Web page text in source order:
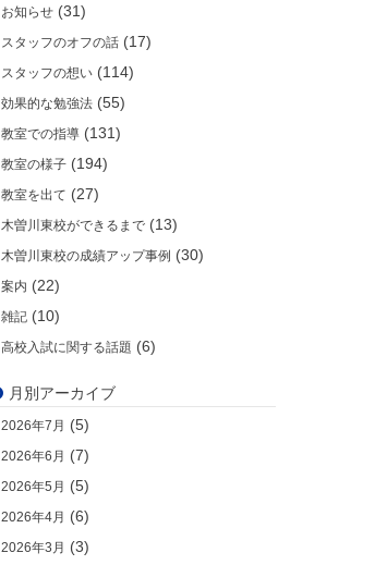
お知らせ(31)
スタッフのオフの話(17)
スタッフの想い(114)
効果的な勉強法(55)
教室での指導(131)
教室の様子(194)
教室を出て (27)
木曽川東校ができるまで(13)
木曽川東校の成績アップ事例 (30)
案内 (22)
雑記(10)
高校入試に関する話題 (6)
月別アーカイブ
2026年7月 (5)
2026年6月 (7)
2026年5月 (5)
2026年4月 (6)
2026年3月 (3)